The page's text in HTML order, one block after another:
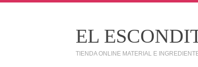
EL
TIENDA ONLINE MATERIAL E